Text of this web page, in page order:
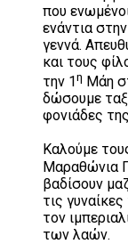
που
ενάντια
γεννά.
και τους
την 1 η Μάη
δώσουμε
φονιάδες
Καλούμε
Μαραθώνια
βαδίσουν
τις
τον
των λαών.